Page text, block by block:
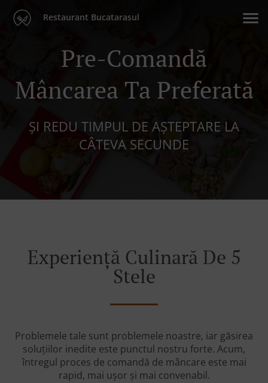
Restaurant Bucatarasul
Pre-Comandă
Mâncarea Ta Preferată
ȘI REDU TIMPUL DE AȘTEPTARE LA
CÂTEVA SECUNDE
Experiență Culinară De 5
Stele
Problemele tale sunt problemele noastre, iar găsirea
soluțiilor inedite este punctul nostru forte. Acum,
întregul proces de comandă de mâncare este mai
rapid, mai ușor și mai convenabil.